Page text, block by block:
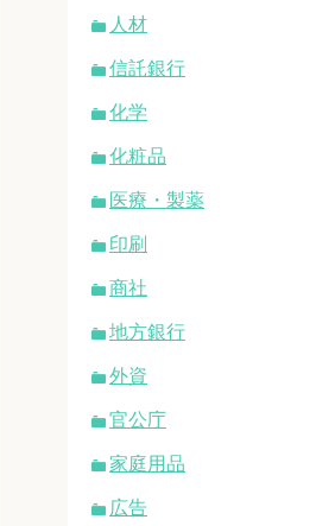
人材
信託銀行
化学
化粧品
医療・製薬
印刷
商社
地方銀行
外資
官公庁
家庭用品
広告